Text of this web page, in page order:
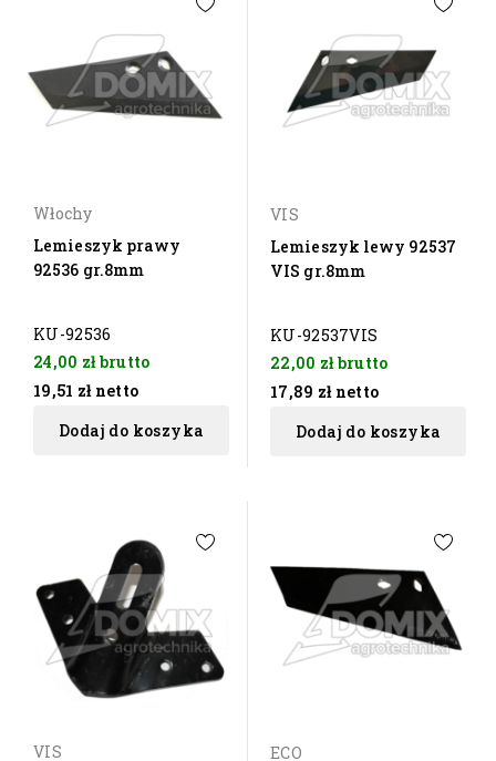
Włochy
Lemieszyk prawy
92536 gr.8mm
KU-92536
24,00 złbrutto
19,51 zł netto
Dodaj do koszyka
VIS
Lemieszyk lewy 92537
VIS gr.8mm
KU-92537VIS
22,00 złbrutto
17,89 zł netto
Dodaj do koszyka
VIS ECO